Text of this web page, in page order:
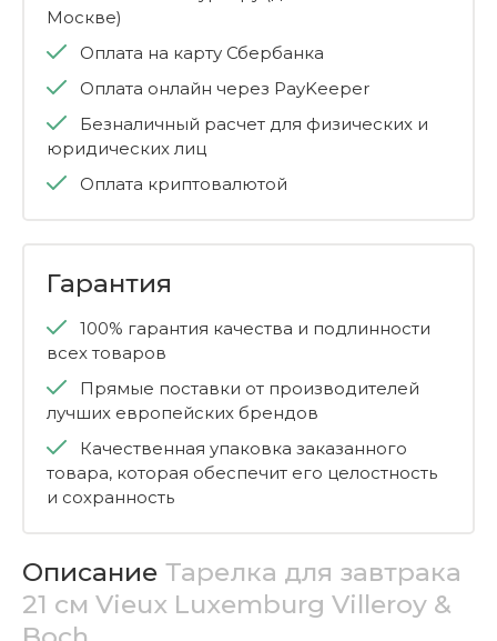
Москве)
Оплата на карту Сбербанка
Оплата онлайн через PayKeeper
Безналичный расчет для физических и
юридических лиц
Оплата криптовалютой
Гарантия
100% гарантия качества и подлинности
всех товаров
Прямые поставки от производителей
лучших европейских брендов
Качественная упаковка заказанного
товара, которая обеспечит его целостность
и сохранность
Описание Тарелка для завтрака
21 см Vieux Luxemburg Villeroy &